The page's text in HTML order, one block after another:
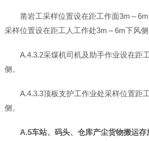
凿岩工采样位置设在距工作面3m～
采样位置设在距工人工作处3m～6m下风侧
A.4.3.2采煤机司机及助手作业设在距
侧。
A.4.3.3顶板支护工作业处采样位置距
侧。
A.5车站、码头、仓库产尘货物搬运